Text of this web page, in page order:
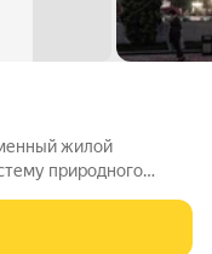
жилой
природного
от центра одного из